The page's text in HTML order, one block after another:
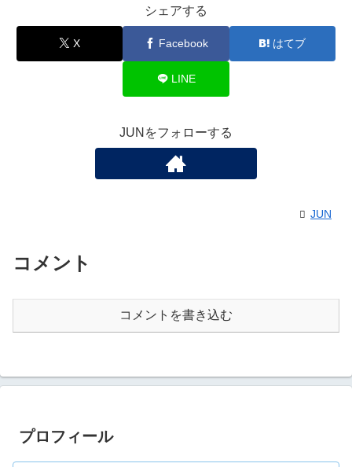
シェアする
X Facebook はてブ
LINE
JUNをフォローする
JUN
コメント
コメントを書き込む
プロフィール